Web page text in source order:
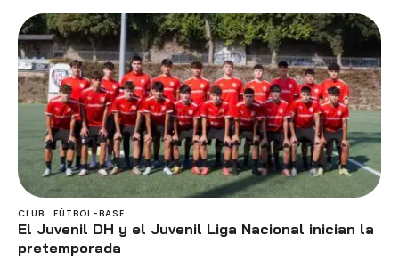
CLUB FÚTBOL-BASE
El Juvenil DH y el Juvenil Liga Nacional inician la
pretemporada